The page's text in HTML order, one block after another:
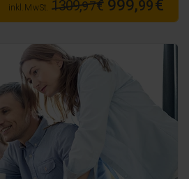
inkl. MwSt. 1309,97€ 999,99€